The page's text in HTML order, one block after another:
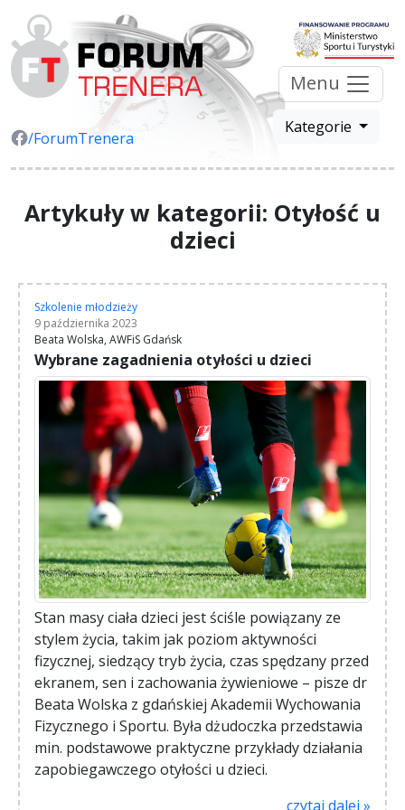
/ForumTrenera
Menu
Kategorie
Artykuły w kategorii: Otyłość u
dzieci
Szkolenie młodzieży
9 października 2023
Beata Wolska, AWFiS Gdańsk
Wybrane zagadnienia otyłości u dzieci
Stan masy ciała dzieci jest ściśle powiązany ze
stylem życia, takim jak poziom aktywności
fizycznej, siedzący tryb życia, czas spędzany przed
ekranem, sen i zachowania żywieniowe – pisze dr
Beata Wolska z gdańskiej Akademii Wychowania
Fizycznego i Sportu. Była dżudoczka przedstawia
min. podstawowe praktyczne przykłady działania
zapobiegawczego otyłości u dzieci.
czytaj dalej »